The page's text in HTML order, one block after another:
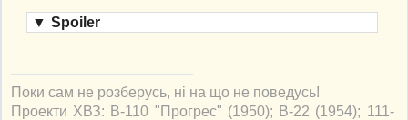
▼ Spoiler
Поки сам не розберусь, ні на що не поведусь!
Проекти ХВЗ: В-110 "Прогрес" (1950); В-22 (1954); 111-